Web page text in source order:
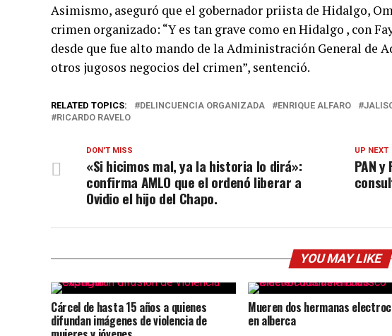
Asimismo, aseguró que el gobernador priista de Hidalgo,
crimen organizado: “Y es tan grave como en Hidalgo , con
desde que fue alto mando de la Administración General de
otros jugosos negocios del crimen”, sentenció.
RELATED TOPICS: DELINCUENCIA ORGANIZADA ENRIQUE ALFARO
RICARDO RAVELO
UP NEXT
PAN
DON'T MISS
«Si hicimos mal, ya la historia lo dirá»:
confirma AMLO que el ordenó liberar a
Ovidio el hijo del Chapo.
YOU MAY LIKE
Cárcel de hasta 15 años a quienes
difundan imágenes de violencia de
Mueren dos hermanas
en alberca